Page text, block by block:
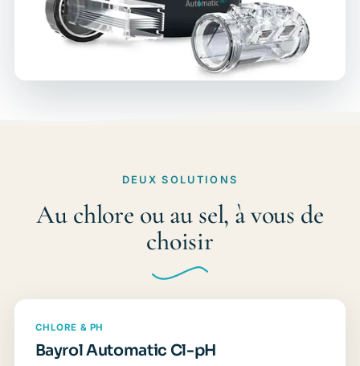
DEUX SOLUTIONS
Au chlore ou au sel, à vous de
choisir
CHLORE & PH
Bayrol Automatic Cl-pH